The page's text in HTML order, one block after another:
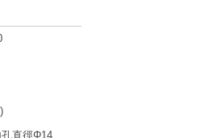
直徑Φ14